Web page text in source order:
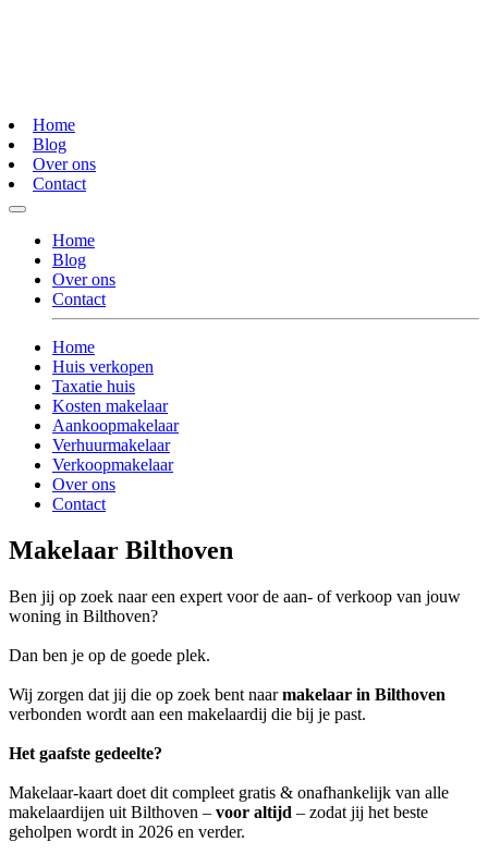
Home
Blog
Over ons
Contact
Home
Blog
Over ons
Contact
Home
Huis verkopen
Taxatie huis
Kosten makelaar
Aankoopmakelaar
Verhuurmakelaar
Verkoopmakelaar
Over ons
Contact
Makelaar Bilthoven
Ben jij op zoek naar een expert voor de aan- of verkoop van jouw
woning in Bilthoven?
Dan ben je op de goede plek.
Wij zorgen dat jij die op zoek bent naarmakelaar in Bilthoven
verbonden wordt aan een makelaardij die bij je past.
Het gaafste gedeelte?
Makelaar-kaart doet dit compleet gratis & onafhankelijk van alle
makelaardijen uit Bilthoven – voor altijd – zodat jij het beste
geholpen wordt in 2026 en verder.